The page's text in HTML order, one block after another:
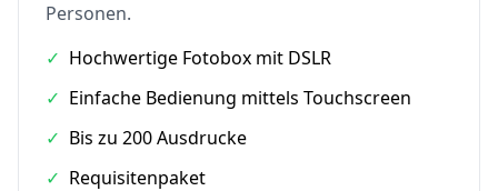
Personen.
✓ Hochwertige Fotobox mit DSLR
✓ Einfache Bedienung mittels Touchscreen
✓ Bis zu 200 Ausdrucke
✓ Requisitenpaket